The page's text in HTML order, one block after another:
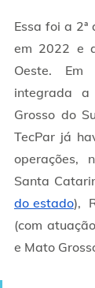
Essa foi a
em 2022 e
Oeste.
integrada a
Grosso do
TecPar já
operações,
Santa
do estado),
(com
e Mato